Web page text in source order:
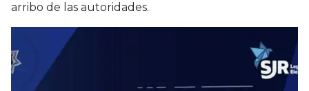
arribo de las autoridades.